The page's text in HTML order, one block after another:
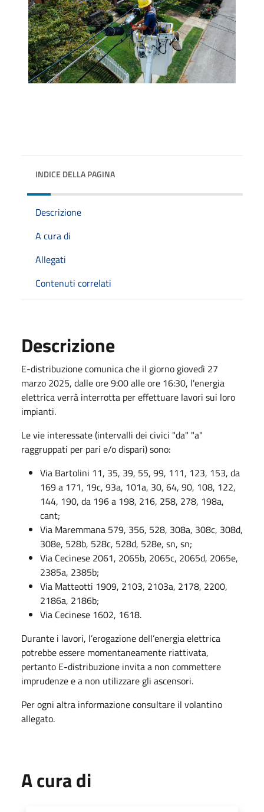
INDICE DELLA PAGINA
Descrizione
A cura di
Allegati
Contenuti correlati
Descrizione
E-distribuzione comunica che il giorno giovedì 27
marzo 2025, dalle ore 9:00 alle ore 16:30, l'energia
elettrica verrà interrotta per effettuare lavori sui loro
impianti.
Le vie interessate (intervalli dei civici "da" "a"
raggruppati per pari e/o dispari) sono:
Via Bartolini 11, 35, 39, 55, 99, 111, 123, 153, da
169 a 171, 19c, 93a, 101a, 30, 64, 90, 108, 122,
144, 190, da 196 a 198, 216, 258, 278, 198a,
cant;
Via Maremmana 579, 356, 528, 308a, 308c, 308d,
308e, 528b, 528c, 528d, 528e, sn, sn;
Via Cecinese 2061, 2065b, 2065c, 2065d, 2065e,
2385a, 2385b;
Via Matteotti 1909, 2103, 2103a, 2178, 2200,
2186a, 2186b;
Via Cecinese 1602, 1618.
Durante i lavori, l’erogazione dell’energia elettrica
potrebbe essere momentaneamente riattivata,
pertanto E-distribuzione invita a non commettere
imprudenze e a non utilizzare gli ascensori.
Per ogni altra informazione consultare il volantino
allegato.
A cura di